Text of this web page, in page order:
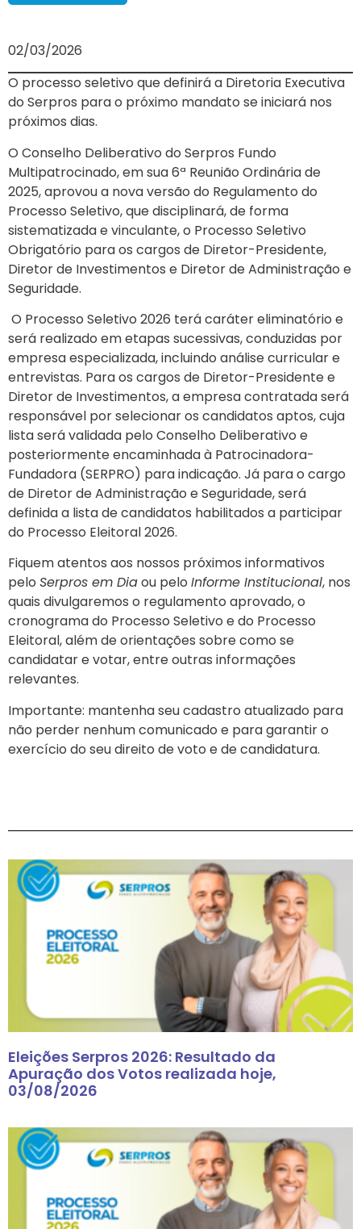
02/03/2026
O processo seletivo que definirá a Diretoria Executiva
do Serpros para o próximo mandato se iniciará nos
próximos dias.
O Conselho Deliberativo do Serpros Fundo
Multipatrocinado, em sua 6ª Reunião Ordinária de
2025, aprovou a nova versão do Regulamento do
Processo Seletivo, que disciplinará, de forma
sistematizada e vinculante, o Processo Seletivo
Obrigatório para os cargos de Diretor-Presidente,
Diretor de Investimentos e Diretor de Administração e
Seguridade.
O Processo Seletivo 2026 terá caráter eliminatório e
será realizado em etapas sucessivas, conduzidas por
empresa especializada, incluindo análise curricular e
entrevistas. Para os cargos de Diretor-Presidente e
Diretor de Investimentos, a empresa contratada será
responsável por selecionar os candidatos aptos, cuja
lista será validada pelo Conselho Deliberativo e
posteriormente encaminhada à Patrocinadora-
Fundadora (SERPRO) para indicação. Já para o cargo
de Diretor de Administração e Seguridade, será
definida a lista de candidatos habilitados a participar
do Processo Eleitoral 2026.
Fiquem atentos aos nossos próximos informativos
pelo Serpros em Diaou pelo Informe Institucional, nos
quais divulgaremos o regulamento aprovado, o
cronograma do Processo Seletivo e do Processo
Eleitoral, além de orientações sobre como se
candidatar e votar, entre outras informações
relevantes.
Importante: mantenha seu cadastro atualizado para
não perder nenhum comunicado e para garantir o
exercício do seu direito de voto e de candidatura.
Eleições Serpros 2026: Resultado da
Apuração dos Votos realizada hoje,
03/08/2026